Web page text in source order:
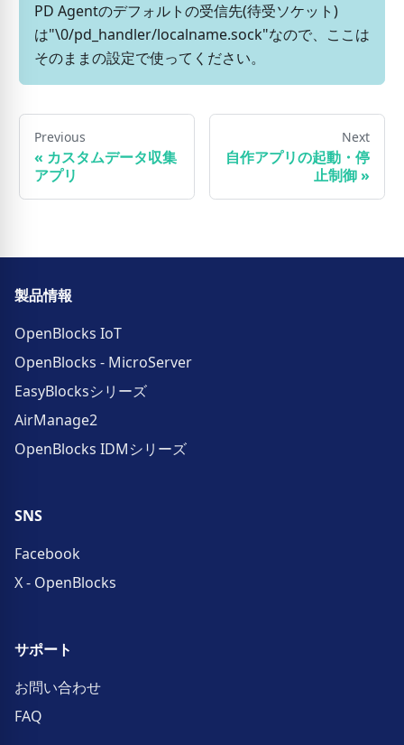
PD Agentのデフォルトの受信先(待受ソケット)
は"\0/pd_handler/localname.sock"なので、ここは
そのままの設定で使ってください。
Previous
« カスタムデータ収集
アプリ
Next
自作アプリの起動・停
止制御»
製品情報
OpenBlocks IoT
OpenBlocks - MicroServer
EasyBlocksシリーズ
AirManage2
OpenBlocks IDMシリーズ
SNS
Facebook
X - OpenBlocks
サポート
お問い合わせ
FAQ